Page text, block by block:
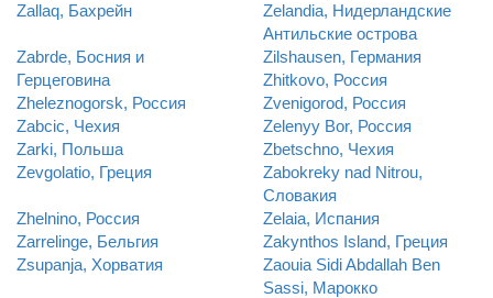
Zallaq, Бахрейн
Zelandia, Нидерландские
Антильские острова
Zabrde, Босния и
Герцеговина
Zilshausen, Германия
Zhitkovo, Россия
Zheleznogorsk, Россия
Zvenigorod, Россия
Zabcic, Чехия
Zelenyy Bor, Россия
Zarki, Польша
Zbetschno, Чехия
Zevgolatio, Греция
Zabokreky nad Nitrou,
Словакия
Zhelnino, Россия
Zelaia, Испания
Zarrelinge, Бельгия
Zakynthos Island, Греция
Zsupanja, Хорватия
Zaouia Sidi Abdallah Ben
Sassi, Марокко